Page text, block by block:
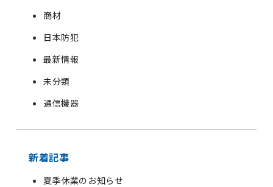
商材
日本防犯
最新情報
未分類
通信機器
新着記事
夏季休業のお知らせ